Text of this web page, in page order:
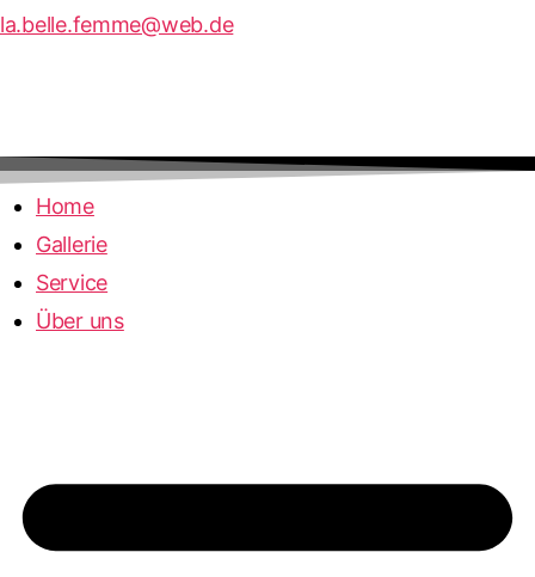
la.belle.femme@web.de
Home
Gallerie
Service
Über uns